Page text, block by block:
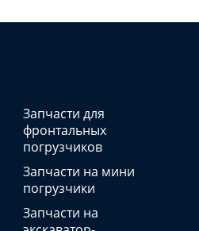
Запчасти для
фронтальных
погрузчиков
Запчасти на мини
погрузчики
Запчасти на